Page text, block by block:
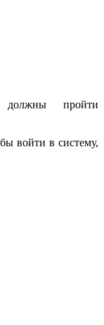
пройти
войти в систему,